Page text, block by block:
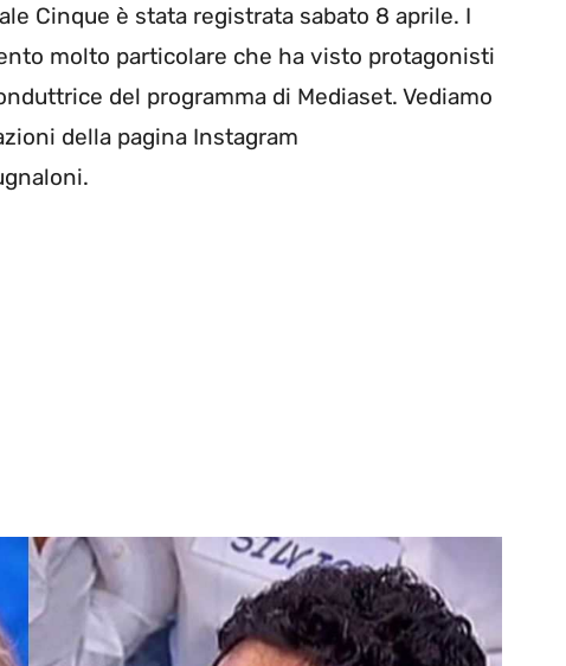
Cinque è stata registrata sabato 8 aprile. I
molto particolare che ha visto protagonisti
del programma di Mediaset. Vediamo
della pagina Instagram